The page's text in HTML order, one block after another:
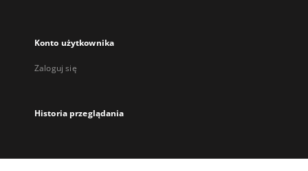
Konto użytkownika
Zaloguj się
Historia przeglądania